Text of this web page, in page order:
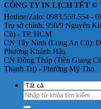
CÔNG TY IN LỊCH TẾT ©
Hotline/Zalo: 0983.559.554 -
Trụ sở chính: 950/9 Nguyễn
Cũ) - TP. HCM
CN Tây Ninh (Long An Cũ):
Phường Khánh Hậu
CN Đồng Tháp (Tiền Giang
Thạnh Trị) - Phường Mỹ Tho
Tìm
kiếm: